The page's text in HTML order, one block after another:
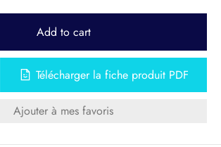
Add to cart
Télécharger la fiche produit PDF
Ajouter à mes favoris